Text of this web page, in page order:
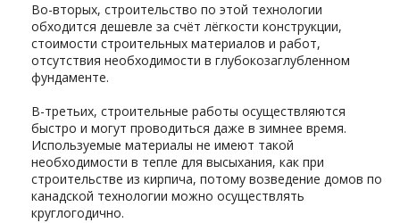
Во-вторых, строительство по этой технологии
обходится дешевле за счёт лёгкости конструкции,
стоимости строительных материалов и работ,
отсутствия необходимости в глубокозаглубленном
фундаменте.
В-третьих, строительные работы осуществляются
быстро и могут проводиться даже в зимнее время.
Используемые материалы не имеют такой
необходимости в тепле для высыхания, как при
строительстве из кирпича, потому возведение домов по
канадской технологии можно осуществлять
круглогодично.